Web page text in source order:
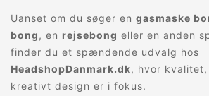
Uanset om du søger en gasmaske
bong, en rejsebong eller en anden
finder du et spændende udvalg hos
HeadshopDanmark.dk, hvor
kreativt design er i fokus.